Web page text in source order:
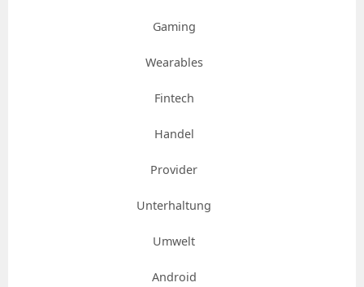
Gaming
Wearables
Fintech
Handel
Provider
Unterhaltung
Umwelt
Android